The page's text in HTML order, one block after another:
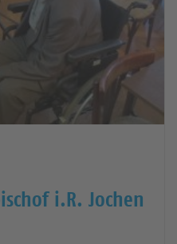
i.R. Jochen